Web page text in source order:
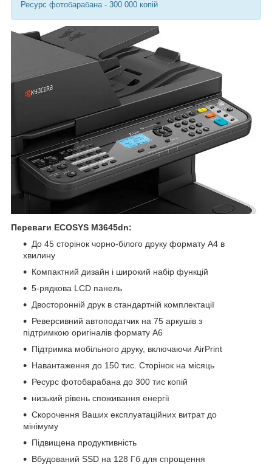
Ресурс фотобарабана - 300 000 копій
Переваги ECOSYS M3645dn:
До 45 сторінок чорно-білого друку формату А4 в
хвилину
Компактний дизайн і широкий набір функцій
5-рядкова LCD панель
Двосторонній друк в стандартній комплектації
Реверсивний автоподатчик на 75 аркушів з
підтримкою оригіналів формату A6
Підтримка мобільного друку, включаючи AirPrint
Навантаження до 150 тис. Сторінок на місяць
Ресурс фотобарабана до 300 тис копій
низький рівень споживання енергії
Скорочення Ваших експлуатаційних витрат до
мінімуму
Підвищена продуктивність
Вбудований SSD на 128 Гб для спрощення